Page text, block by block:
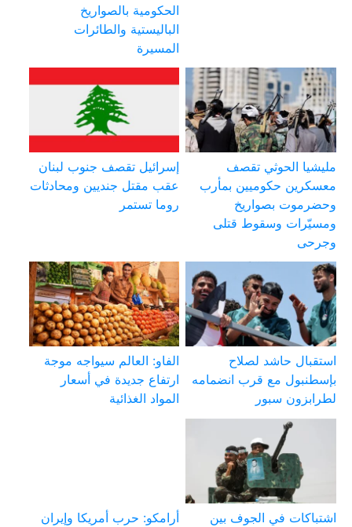
الحكومية بالصواريخ
الباليستية والطائرات
المسيرة
مليشيا الحوثي تقصف
معسكرين حكوميين بمأرب
وحضرموت بصواريخ
ومسيّرات وسقوط قتلى
وجرحى
إسرائيل تقصف جنوب لبنان
عقب مقتل جنديين ومحادثات
روما تستمر
استقبال حاشد لصلاح
بإسطنبول مع قرب انضمامه
لطرابزون سبور
الفاو: العالم سيواجه موجة
ارتفاع جديدة في أسعار
المواد الغذائية
اشتباكات في الجوف بين
أرامكو: حرب أمريكا وإيران